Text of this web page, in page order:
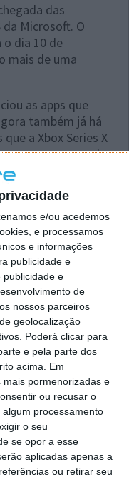
e/ou acedemos
e processamos
e informações
publicidade e
publicidade e
de
nossos parceiros
geolocalização
Poderá clicar para
e pela parte dos
acima. Em
pormenorizadas e
ou recusar o
processamento
o seu
se opor a esse
aplicadas apenas a
ou retirar seu
das
da Microsoft. O
dia 10 de
mais de uma
as apps que
também já há
a Xbox Series X
ao mercado.
jogos
X e Xbox